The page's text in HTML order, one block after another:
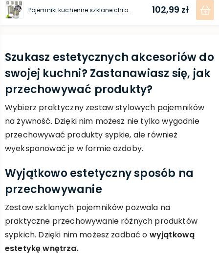
Pojemniki kuchenne szklane chrom 4 szt 102,99 zł
Szukasz estetycznych akcesoriów do
swojej kuchni? Zastanawiasz się, jak
przechowywać produkty?
Wybierz praktyczny zestaw stylowych pojemników
na żywność. Dzięki nim możesz nie tylko wygodnie
przechowywać produkty sypkie, ale również
wyeksponować je w formie ozdoby.
Wyjątkowo estetyczny sposób na
przechowywanie
Zestaw szklanych pojemników pozwala na
praktyczne przechowywanie różnych produktów
sypkich. Dzięki nim możesz zadbać o wyjątkową
estetykę wnętrza.